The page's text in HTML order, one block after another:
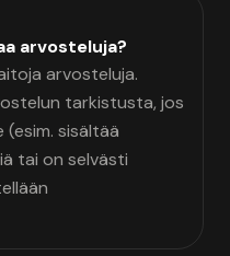
arvosteluja?
arvosteluja.
tarkistusta, jos
sisältää
tai on selvästi